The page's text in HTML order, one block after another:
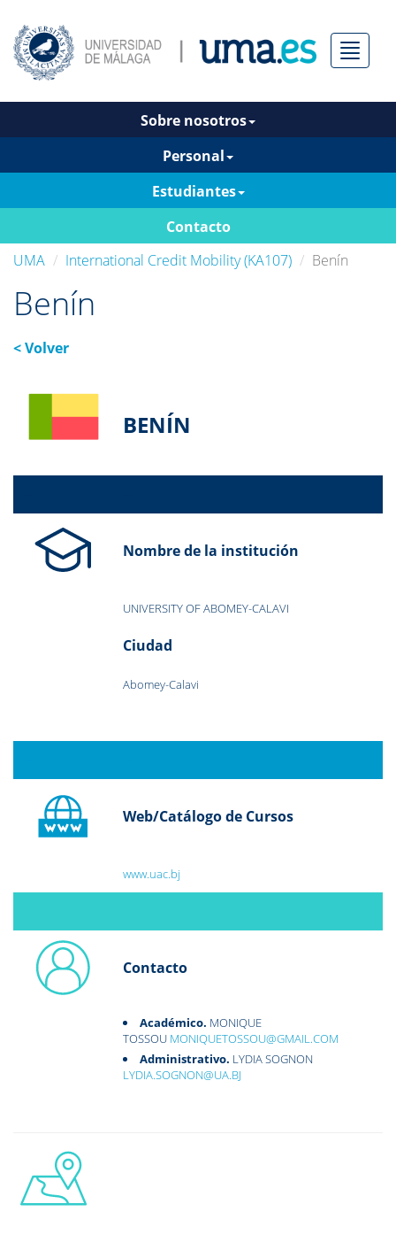
Menú
Sobre nosotros
Personal
Estudiantes
Contacto
UMA
International Credit Mobility (KA107) Benín
Benín
< Volver
BENÍN
Nombre de la institución
UNIVERSITY OF ABOMEY-CALAVI
Ciudad
Abomey-Calavi
Web/Catálogo de Cursos
www.uac.bj
Contacto
Académico. MONIQUE
TOSSOU MONIQUETOSSOU@GMAIL.COM
Administrativo. LYDIA SOGNON
LYDIA.SOGNON@UA.BJ